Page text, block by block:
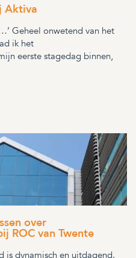
Aktiva
Geheel onwetend van het
ik het
eerste stagedag binnen,
over
ROC van Twente
is dynamisch en uitdagend.